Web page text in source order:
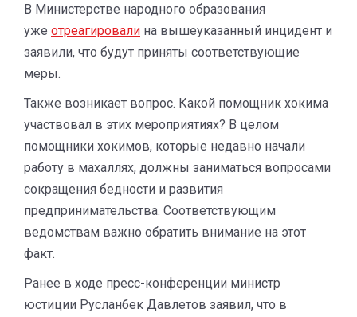
В Министерстве народного образования
уже отреагировали на вышеуказанный инцидент и
заявили, что будут приняты соответствующие
меры.
Также возникает вопрос. Какой помощник хокима
участвовал в этих мероприятиях? В целом
помощники хокимов, которые недавно начали
работу в махаллях, должны заниматься вопросами
сокращения бедности и развития
предпринимательства. Соответствующим
ведомствам важно обратить внимание на этот
факт.
Ранее в ходе пресс-конференции министр
юстиции Русланбек Давлетов заявил, что в